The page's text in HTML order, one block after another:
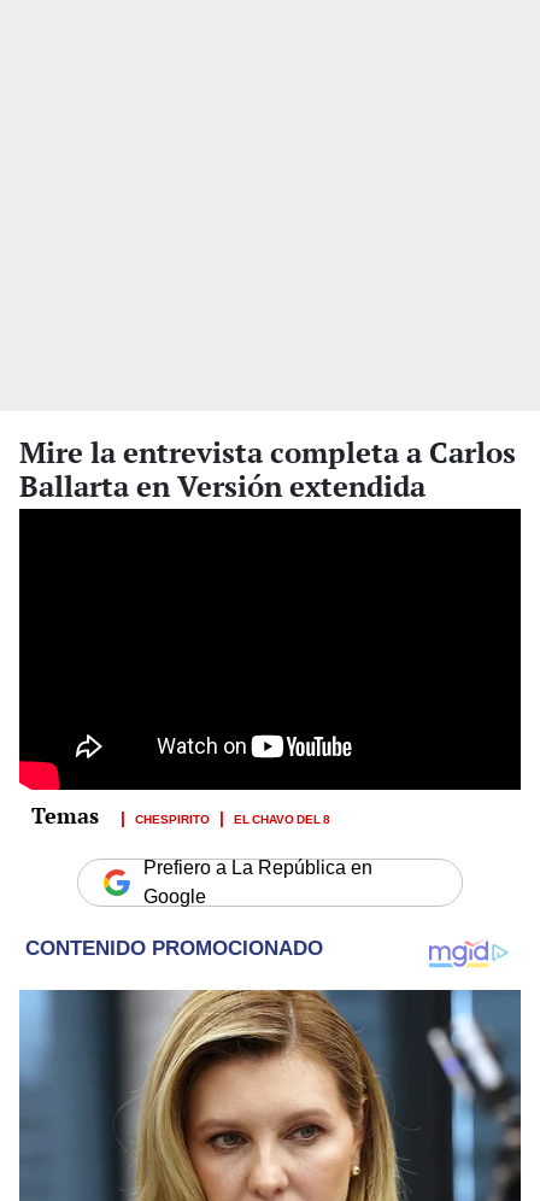
Mire la entrevista completa a Carlos
Ballarta en Versión extendida
CHESPIRITO EL CHAVO DEL 8
Prefiero a La República en
Google